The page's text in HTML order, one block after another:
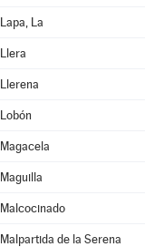
Lapa, La
Llera
Llerena
Lobón
Magacela
Maguilla
Malcocinado
Malpartida de la Serena